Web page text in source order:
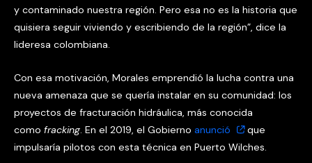
y contaminado nuestra región. Pero esa no es la historia que
quisiera seguir viviendo y escribiendo de la región”, dice la
lideresa colombiana.
Con esa motivación, Morales emprendió la lucha contra una
nueva amenaza que se quería instalar en su comunidad: los
proyectos de fracturación hidráulica, más conocida
como fracking. En el 2019, el Gobierno anunció
que
impulsaría pilotos con esta técnica en Puerto Wilches.